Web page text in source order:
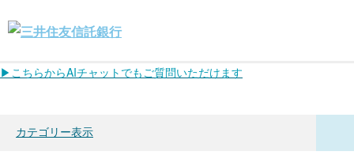
▶こちらからAIチャットでもご質問いただけます
カテゴリー表示